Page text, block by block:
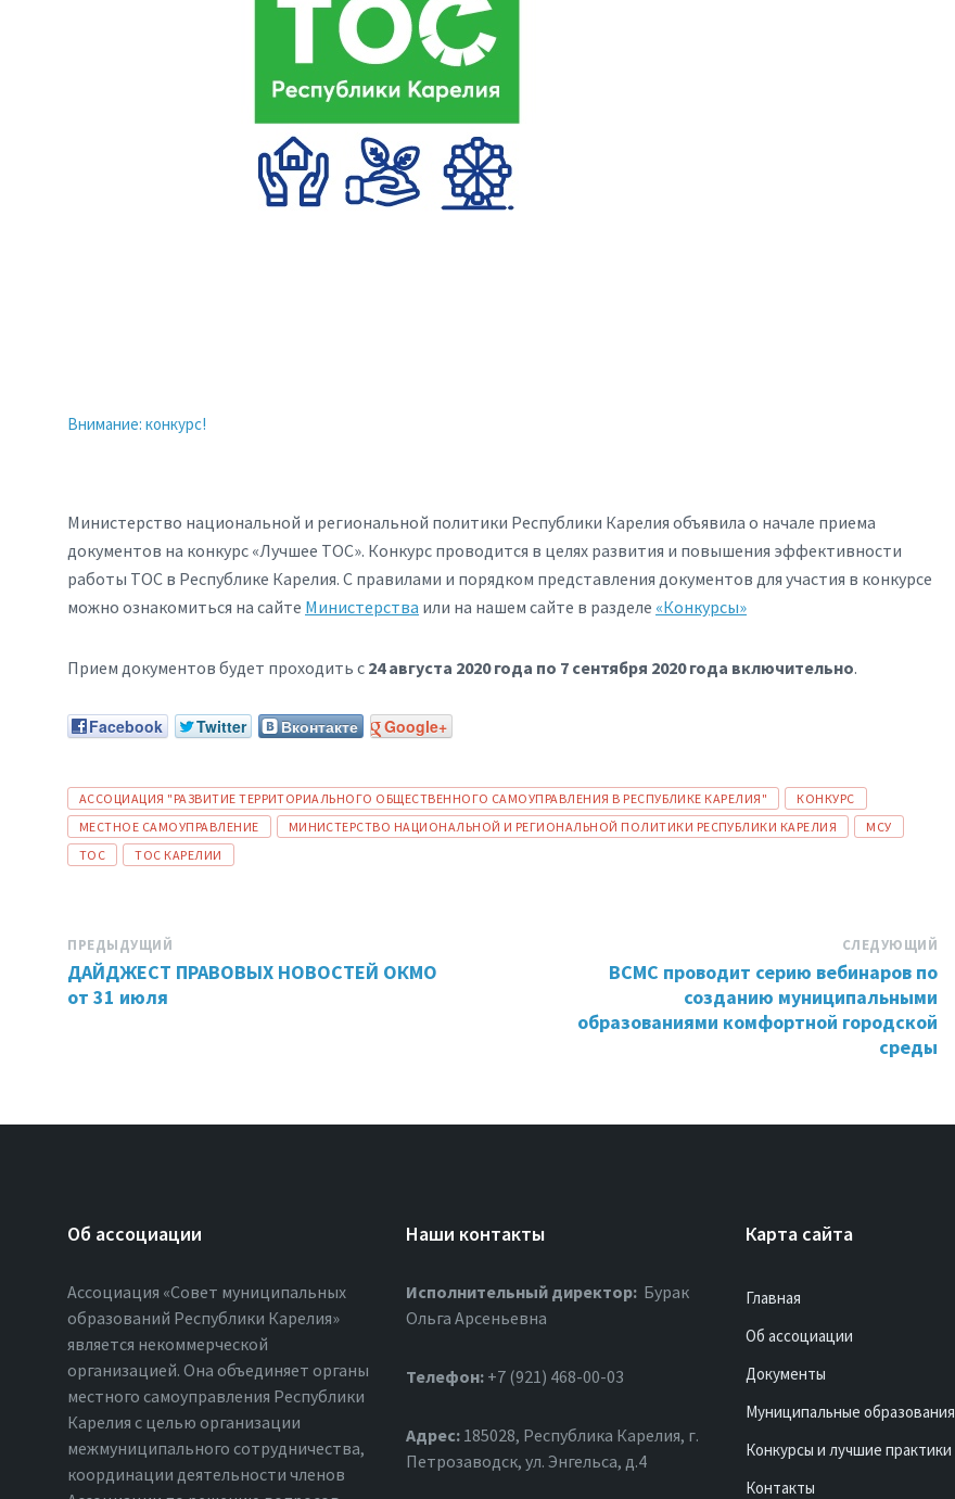
Внимание: конкурс!
Министерство национальной и региональной политики Республики Карелия объявила о начале приема
документов на конкурс «Лучшее ТОС». Конкурс проводится в целях развития и повышения эффективности
работы ТОС в Республике Карелия. С правилами и порядком представления документов для участия в конкурсе
можно ознакомиться на сайте Министерства или на нашем сайте в разделе «Конкурсы»
Прием документов будет проходить с 24 августа 2020 года по 7 сентября 2020 года включительно.
Facebook Twitter Вконтакте Google+
ТЕГИ:
АССОЦИАЦИЯ "РАЗВИТИЕ ТЕРРИТОРИАЛЬНОГО ОБЩЕСТВЕННОГО САМОУПРАВЛЕНИЯ В РЕСПУБЛИКЕ КАРЕЛИЯ"
КОНКУРС
МЕСТНОЕ САМОУПРАВЛЕНИЕ
МИНИСТЕРСТВО НАЦИОНАЛЬНОЙ И РЕГИОНАЛЬНОЙ ПОЛИТИКИ РЕСПУБЛИКИ КАРЕЛИЯ
МСУ
ТОС
ТОС КАРЕЛИИ
ПРЕДЫДУЩИЙ
ДАЙДЖЕСТ ПРАВОВЫХ НОВОСТЕЙ ОКМО
от 31 июля
СЛЕДУЮЩИЙ
ВСМС проводит серию вебинаров по
созданию муниципальными
образованиями комфортной городской
среды
Об ассоциации
Ассоциация «Совет муниципальных
образований Республики Карелия»
является некоммерческой
организацией. Она объединяет органы
местного самоуправления Республики
Карелия с целью организации
межмуниципального сотрудничества,
координации деятельности членов
Наши контакты
Исполнительный директор: Бурак
Ольга Арсеньевна
Телефон: +7 (921) 468-00-03
Адрес: 185028, Республика Карелия, г.
Петрозаводск, ул. Энгельса, д.4
Карта сайта
Главная
Об ассоциации
Документы
Муниципальные образования
Конкурсы и лучшие практики
Контакты